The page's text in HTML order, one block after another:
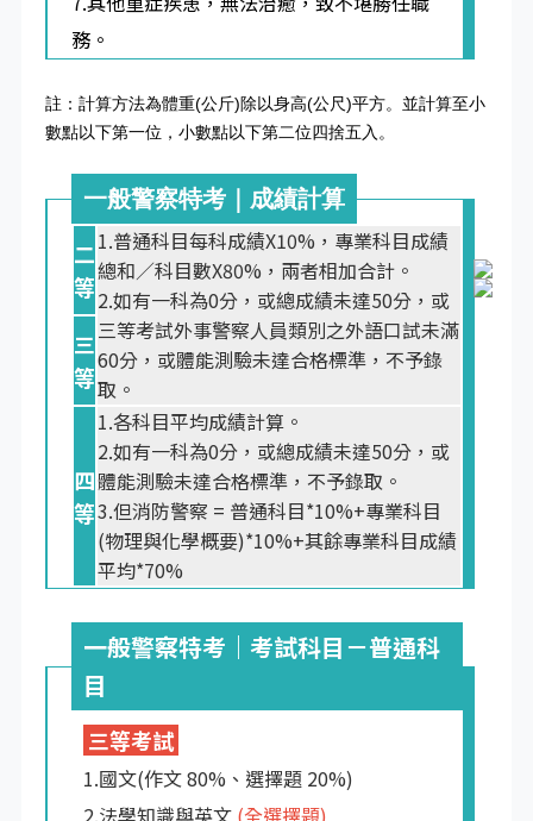
務。
註：計算方法為體重(公斤)除以身高(公尺)平方。並計算至小
數點以下第一位，小數點以下第二位四捨五入。
一般警察特考｜成績計算
二
等
1.普通科目每科成績X10%，專業科目成績
總和／科目數X80%，兩者相加合計。
2.如有一科為0分，或總成績未達50分，或
三等考試外事警察人員類別之外語口試未滿
60分，或體能測驗未達合格標準，不予錄
取。
三
等
四
等
1.各科目平均成績計算。
2.如有一科為0分，或總成績未達50分，或
體能測驗未達合格標準，不予錄取。
3.但消防警察 = 普通科目*10%+專業科目
(物理與化學概要)*10%+其餘專業科目成績
平均*70%
一般警察特考｜考試科目－普通科
目
三等考試
1.國文(作文 80%、選擇題 20%)